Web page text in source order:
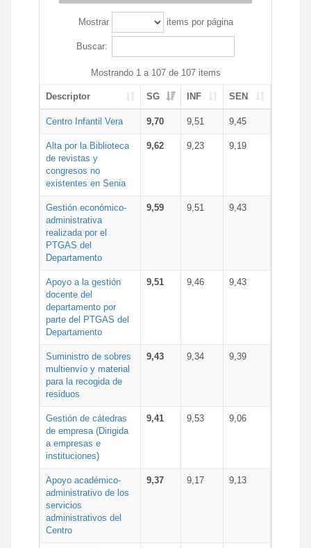
Mostrar items por página
Buscar:
Mostrando 1 a 107 de 107 items
Descriptor SG INF SEN
Centro Infantil Vera 9,70 9,51 9,45
Alta por la Biblioteca
de revistas y
congresos no
existentes en Senia
9,62 9,23 9,19
Gestión económico-
administrativa
realizada por el
PTGAS del
Departamento
9,59 9,51 9,43
Apoyo a la gestión
docente del
departamento por
parte del PTGAS del
Departamento
9,51 9,46 9,43
Suministro de sobres
multienvío y material
para la recogida de
residuos
9,43 9,34 9,39
Gestión de cátedras
de empresa (Dirigida
a empresas e
instituciones)
9,41 9,53 9,06
Apoyo académico-
administrativo de los
servicios
administrativos del
Centro
9,37 9,17 9,13